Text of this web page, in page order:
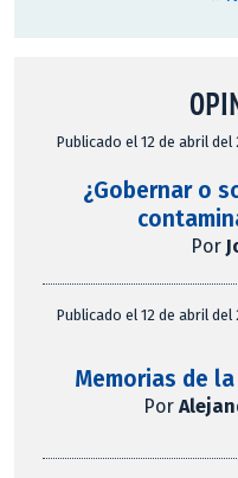
Publicado el 12 de abril del
¿Gobernar o
Por
Publicado el 12 de abril del
Memorias de
Por